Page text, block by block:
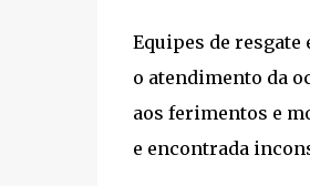
Equipes de
o atendimento da
aos ferimentos e
e encontrada